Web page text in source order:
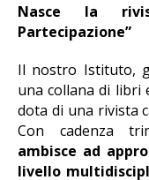
Nasce la
Partecipazione”
Il nostro Istituto,
una collana di libri
dota di una rivista
Con cadenza
ambisce ad
livello